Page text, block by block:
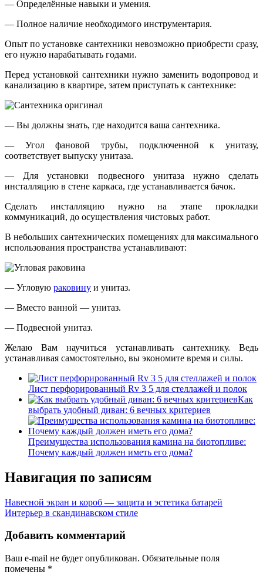
— Определённые навыки и умения.
— Полное наличие необходимого инструментария.
Опыт по установке сантехники невозможно приобрести сразу,
его нужно нарабатывать годами.
Перед установкой сантехники нужно заменить водопровод и
канализацию в квартире, затем приступать к сантехнике:
— Вы должны знать, где находится ваша сантехника.
— Угол фановой трубы, подключенной к унитазу,
соответствует выпуску унитаза.
— Для установки подвесного унитаза нужно сделать
инсталляцию в стене каркаса, где устанавливается бачок.
Сделать инсталляцию нужно на этапе прокладки
коммуникаций, до осуществления чистовых работ.
В небольших сантехнических помещениях для максимального
использования пространства устанавливают:
— Угловую раковину и унитаз.
— Вместо ванной — унитаз.
— Подвесной унитаз.
Желаю Вам научиться устанавливать сантехнику. Ведь
устанавливая самостоятельно, вы экономите время и силы.
Лист перфорированный Rv 3 5 для стеллажей и полок
Как
выбрать удобный диван: 6 вечных критериев
Преимущества использования камина на биотопливе:
Почему каждый должен иметь его дома?
Навигация по записям
Навесной экран и короб — защита и эстетика батарей
Интерьер в скандинавском стиле
Добавить комментарий
Ваш e-mail не будет опубликован. Обязательные поля
помечены *